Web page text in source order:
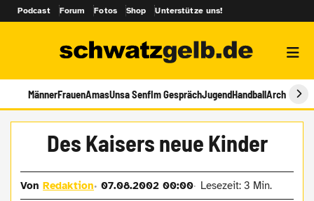
Podcast Forum Fotos Shop Unterstütze uns!
MännerFrauenAmasUnsa SenfIm GesprächJugendHandballArchiv
Des Kaisers neue Kinder
VonRedaktion 07.08.2002 00:00 Lesezeit: 3 Min.